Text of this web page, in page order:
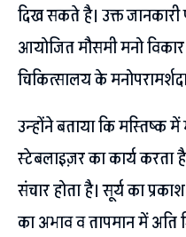
दिख सकते है। उक्त जानकारी
आयोजित मौसमी मनो
चिकित्सालय के
उन्होंने बताया कि मस्तिष्क में
स्टेबलाइज़र का कार्य करता
संचार होता है। सूर्य का
का अभाव व तापमान में अति